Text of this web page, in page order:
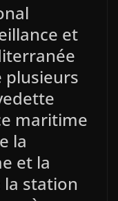
et
plusieurs
maritime
la
et la
la station